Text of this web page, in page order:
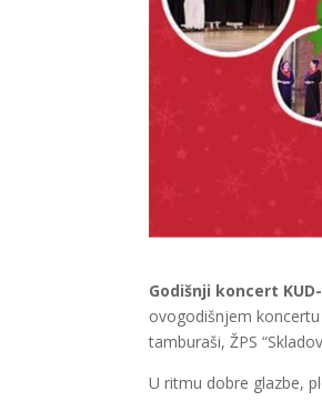
Godišnji koncert
ovogodišnjem
tamburaši, ŽPS
U ritmu dobre glazbe,